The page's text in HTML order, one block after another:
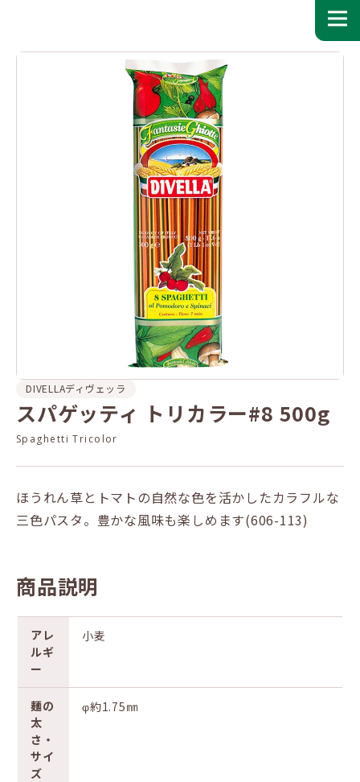
DIVELLAディヴェッラ
スパゲッティ トリカラー#8 500g
Spaghetti Tricolor
ほうれん草とトマトの自然な色を活かしたカラフルな
三色パスタ。豊かな風味も楽しめます(606-113)
商品説明
アレ
ルギ
ー
小麦
麺の
太
さ・
サイ
ズ
φ約1.75㎜